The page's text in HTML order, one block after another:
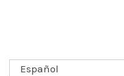
Español